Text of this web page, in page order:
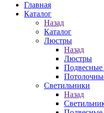
Главная
Каталог
Назад
Каталог
Люстры
Назад
Люстры
Светильники
Назад